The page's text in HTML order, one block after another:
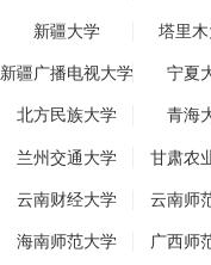
新疆大学 塔里
新疆广播电视大学 宁夏
北方民族大学 青海
兰州交通大学 甘肃农
云南财经大学 云南师
海南师范大学 广西师